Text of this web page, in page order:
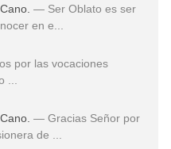
— Ser Oblato es ser
en e...
...
— Gracias Señor por
de ...